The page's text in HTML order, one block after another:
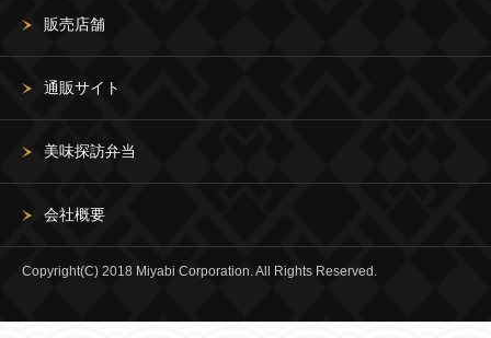
販売店舗
通販サイト
美味探訪弁当
会社概要
Copyright(C) 2018 Miyabi Corporation. All Rights Reserved.